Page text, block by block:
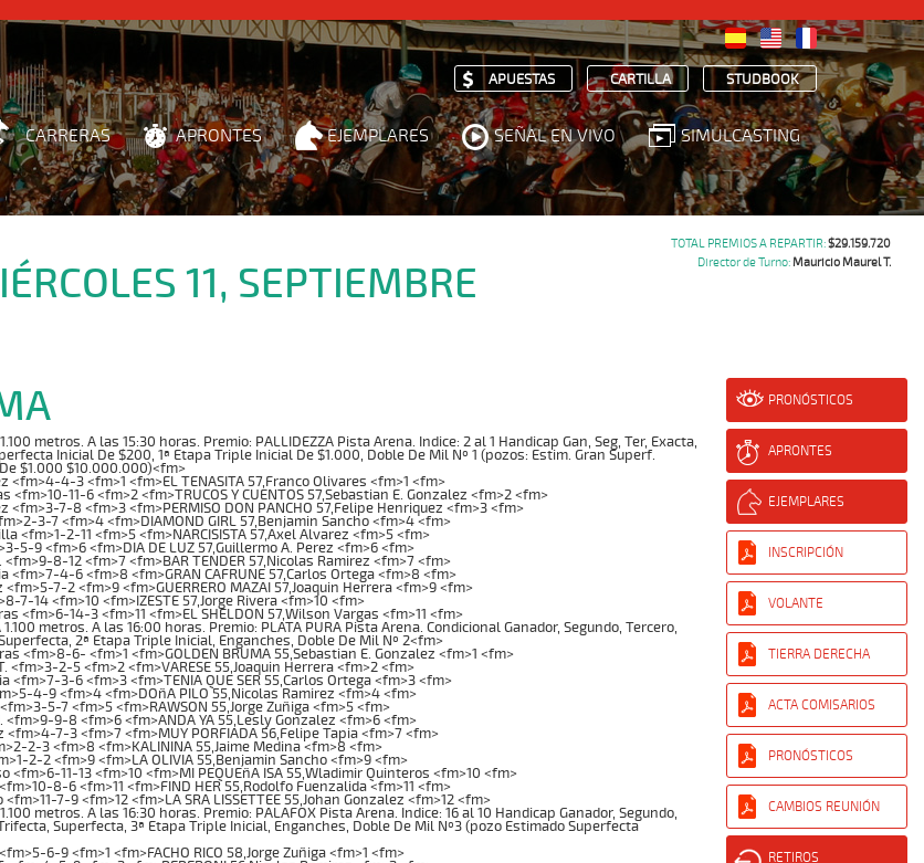
APUESTAS CARTILLA STUDBOOK
CARRERAS APRONTES EJEMPLARES SEÑAL EN VIVO SIMULCASTING
11, SEPTIEMBRE
TOTAL PREMIOS A REPARTIR:$29.159.720
Director de Turno: Mauricio Maurel T.
metros. A las 15:30 horas. Premio: PALLIDEZZA Pista Arena. Indice: 2 al 1 Handicap Gan, Seg, Ter, Exacta,
Inicial De $200, 1ª Etapa Triple Inicial De $1.000, Doble De Mil Nº 1 (pozos: Estim. Gran Superf.
$1.000 $10.000.000)<fm>
<fm>4-4-3 <fm>1 <fm>EL TENASITA 57,Franco Olivares <fm>1 <fm>
<fm>10-11-6 <fm>2 <fm>TRUCOS Y CUENTOS 57,Sebastian E. Gonzalez <fm>2 <fm>
<fm>3-7-8 <fm>3 <fm>PERMISO DON PANCHO 57,Felipe Henriquez <fm>3 <fm>
3-7 <fm>4 <fm>DIAMOND GIRL 57,Benjamin Sancho <fm>4 <fm>
<fm>1-2-11 <fm>5 <fm>NARCISISTA 57,Axel Alvarez <fm>5 <fm>
5-9 <fm>6 <fm>DIA DE LUZ 57,Guillermo A. Perez <fm>6 <fm>
8-12 <fm>7 <fm>BAR TENDER 57,Nicolas Ramirez <fm>7 <fm>
<fm>7-4-6 <fm>8 <fm>GRAN CAFRUNE 57,Carlos Ortega <fm>8 <fm>
7-2 <fm>9 <fm>GUERRERO MAZAI 57,Joaquin Herrera <fm>9 <fm>
7-14 <fm>10 <fm>IZESTE 57,Jorge Rivera <fm>10 <fm>
<fm>6-14-3 <fm>11 <fm>EL SHELDON 57,Wilson Vargas <fm>11 <fm>
1.100 metros. A las 16:00 horas. Premio: PLATA PURA Pista Arena. Condicional Ganador, Segundo, Tercero,
2ª Etapa Triple Inicial, Enganches, Doble De Mil Nº 2<fm>
<fm>8-6- <fm>1 <fm>GOLDEN BRUMA 55,Sebastian E. Gonzalez <fm>1 <fm>
<fm>3-2-5 <fm>2 <fm>VARESE 55,Joaquin Herrera <fm>2 <fm>
<fm>7-3-6 <fm>3 <fm>TENIA QUE SER 55,Carlos Ortega <fm>3 <fm>
4-9 <fm>4 <fm>DOñA PILO 55,Nicolas Ramirez <fm>4 <fm>
5-7 <fm>5 <fm>RAWSON 55,Jorge Zuñiga <fm>5 <fm>
<fm>9-9-8 <fm>6 <fm>ANDA YA 55,Lesly Gonzalez <fm>6 <fm>
7-3 <fm>7 <fm>MUY PORFIADA 56,Felipe Tapia <fm>7 <fm>
2-3 <fm>8 <fm>KALININA 55,Jaime Medina <fm>8 <fm>
2-2 <fm>9 <fm>LA OLIVIA 55,Benjamin Sancho <fm>9 <fm>
<fm>6-11-13 <fm>10 <fm>MI PEQUEñA ISA 55,Wladimir Quinteros <fm>10 <fm>
8-6 <fm>11 <fm>FIND HER 55,Rodolfo Fuenzalida <fm>11 <fm>
7-9 <fm>12 <fm>LA SRA LISSETTEE 55,Johan Gonzalez <fm>12 <fm>
1.100 metros. A las 16:30 horas. Premio: PALAFOX Pista Arena. Indice: 16 al 10 Handicap Ganador, Segundo,
Superfecta, 3ª Etapa Triple Inicial, Enganches, Doble De Mil Nº3 (pozo Estimado Superfecta
6-9 <fm>1 <fm>FACHO RICO 58,Jorge Zuñiga <fm>1 <fm>
PRONÓSTICOS
APRONTES
EJEMPLARES
INSCRIPCIÓN
VOLANTE
TIERRA DERECHA
ACTA COMISARIOS
PRONÓSTICOS
CAMBIOS REUNIÓN
RETIROS